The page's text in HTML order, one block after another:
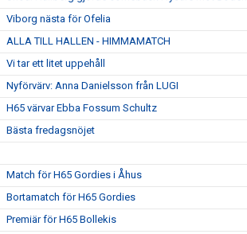
Viborg nästa för Ofelia
ALLA TILL HALLEN - HIMMAMATCH
Vi tar ett litet uppehåll
Nyförvärv: Anna Danielsson från LUGI
H65 värvar Ebba Fossum Schultz
Bästa fredagsnöjet
Match för H65 Gordies i Åhus
Bortamatch för H65 Gordies
Premiär för H65 Bollekis